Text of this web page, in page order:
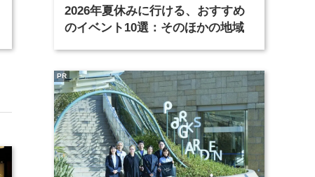
2026年夏休みに行ける、おすすめ
のイベント10選：そのほかの地域
PR